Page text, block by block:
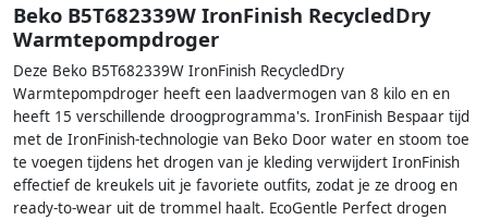
Beko B5T682339W IronFinish RecycledDry
Warmtepompdroger
Deze Beko B5T682339W IronFinish RecycledDry
Warmtepompdroger heeft een laadvermogen van 8 kilo en en
heeft 15 verschillende droogprogramma's. IronFinish Bespaar tijd
met de IronFinish-technologie van Beko Door water en stoom toe
te voegen tijdens het drogen van je kleding verwijdert IronFinish
effectief de kreukels uit je favoriete outfits, zodat je ze droog en
ready-to-wear uit de trommel haalt. EcoGentle Perfect drogen